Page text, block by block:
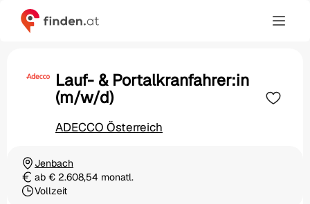
Lauf- & Portalkranfahrer:in
(m/w/d)
ADECCO Österreich
Ortschaft
Jenbach
Gehaltab € 2.608,54 monatl.
Beschäftigungsart
Vollzeit